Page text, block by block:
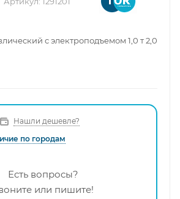
с электроподъемом 1,0 т 2,0
Нашли дешевле?
по городам
Есть вопросы?
или пишите!